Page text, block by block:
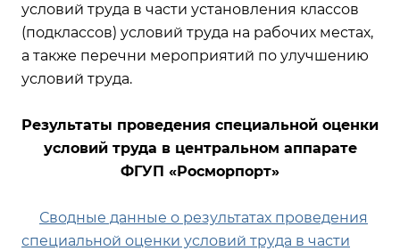
условий труда в части установления классов
(подклассов) условий труда на рабочих местах,
а также перечни мероприятий по улучшению
условий труда.
Результаты проведения специальной оценки
условий труда в центральном аппарате
ФГУП «Росморпорт»
Сводные данные о результатах проведения
специальной оценки условий труда в части